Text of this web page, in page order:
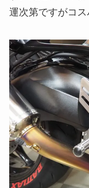
運次第ですがコ